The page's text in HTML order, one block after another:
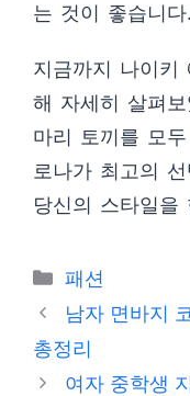
는 것이 좋습니다.
지금까지 나이키
해 자세히 살펴
마리 토끼를 모
로나가 최고의
당신의 스타일을
카
테
리
패션
남자 면바지
총정리
여자 중학생